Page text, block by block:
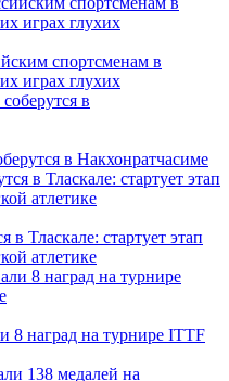
спортсменам в
играх глухих
в Накхонратчасиме
в Тласкале: стартует этап
атлетике
8 наград на турнире ITTF